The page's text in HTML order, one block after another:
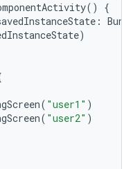
()
{
:
)
( "user1" )
( "user2" )